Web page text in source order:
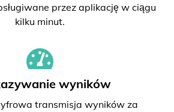
przez aplikację w ciągu
kilku minut.
wyników
transmisja wyników za